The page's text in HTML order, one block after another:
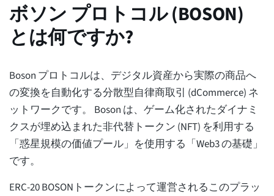
ボソン プロトコル (BOSON)
とは何ですか?
Boson プロトコルは、デジタル資産から実際の商品へ
の変換を自動化する分散型自律商取引 (dCommerce) ネ
ットワークです。 Boson は、ゲーム化されたダイナミ
クスが埋め込まれた非代替トークン (NFT) を利用する
「惑星規模の価値プール」を使用する「Web3 の基礎」
です。
ERC-20 BOSONトークンによって運営されるこのプラッ